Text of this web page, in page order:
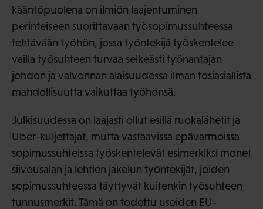
kääntöpuolena on ilmiön laajentuminen
perinteiseen suorittavaan työsopimussuhteessa
tehtävään työhön, jossa työntekijä työskentelee
vailla työsuhteen turvaa selkeästi työnantajan
johdon ja valvonnan alaisuudessa ilman tosiasiallista
mahdollisuutta vaikuttaa työhönsä.
Julkisuudessa on laajasti ollut esillä ruokalähetit ja
Uber-kuljettajat, mutta vastaavissa epävarmoissa
sopimussuhteissa työskentelevät esimerkiksi monet
siivousalan ja lehtien jakelun työntekijät, joiden
sopimussuhteessa täyttyvät kuitenkin työsuhteen
tunnusmerkit. Tämä on todettu useiden EU-